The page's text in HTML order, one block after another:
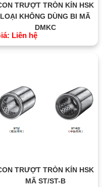
TRƯỢT TRÒN KÍN HSK
LOẠI KHÔNG DÙNG BI MÃ
DMKC
Liên hệ
TRƯỢT TRÒN KÍN HSK
MÃ ST/ST-B